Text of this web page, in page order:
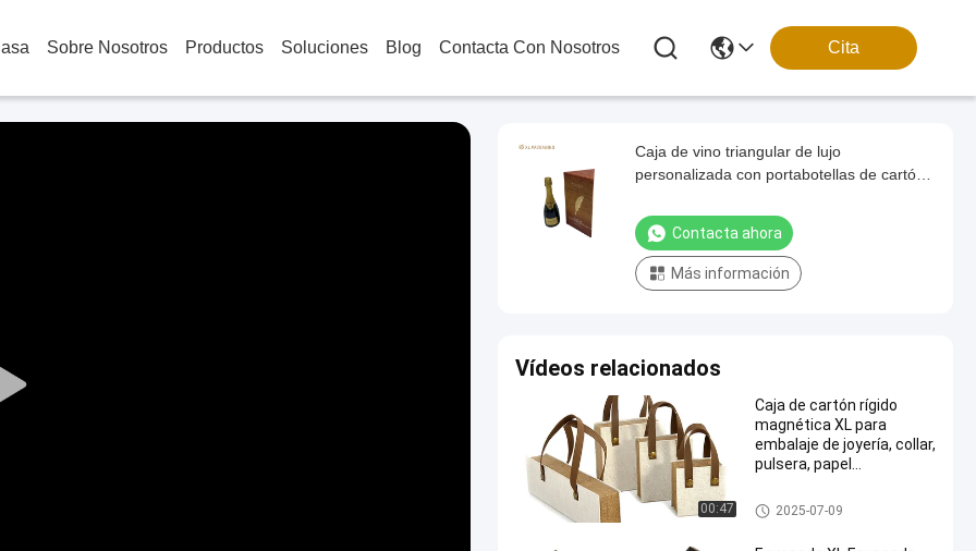
Sobre Nosotros Productos Soluciones Blog Contacta Con Nosotros Cita
Play
Caja de vino triangular de lujo
personalizada con portabotellas de cartón
Contacta ahora
Más información
Vídeos relacionados
00:47
Caja de cartón rígido
magnética XL para
embalaje de joyería, collar,
pulsera, papel
libro
Caja de embalaje impresa a m
edida
2025-07-09